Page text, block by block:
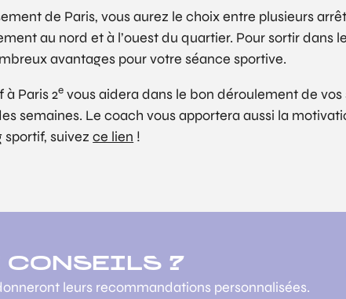
de Paris, vous aurez le choix entre plusieurs
au nord et à l’ouest du quartier. Pour sortir dans
avantages pour votre séance sportive.
Paris 2e vous aidera dans le bon déroulement de
semaines. Le coach vous apportera aussi la
sportif, suivezce lien !
CONSEILS ?
leurs recommandations personnalisées.